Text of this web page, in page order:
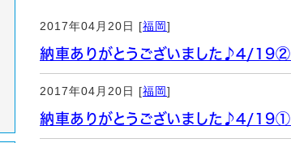
2017年04月20日 [福岡]
納車ありがとうございました♪4/19②
2017年04月20日 [福岡]
納車ありがとうございました♪4/19①